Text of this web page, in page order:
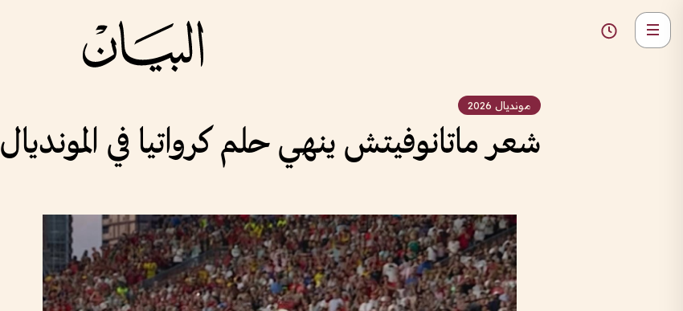
مونديال 2026
شعر ماتانوفيتش ينهي حلم كرواتيا في المونديال